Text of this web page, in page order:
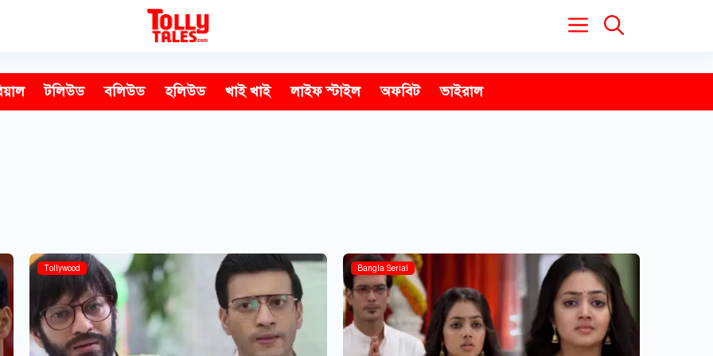
টলিউড বলিউড হলিউড খাই খাই লাইফ স্টাইল অফবিট ভাইরাল
Tollywood Bangla Serial